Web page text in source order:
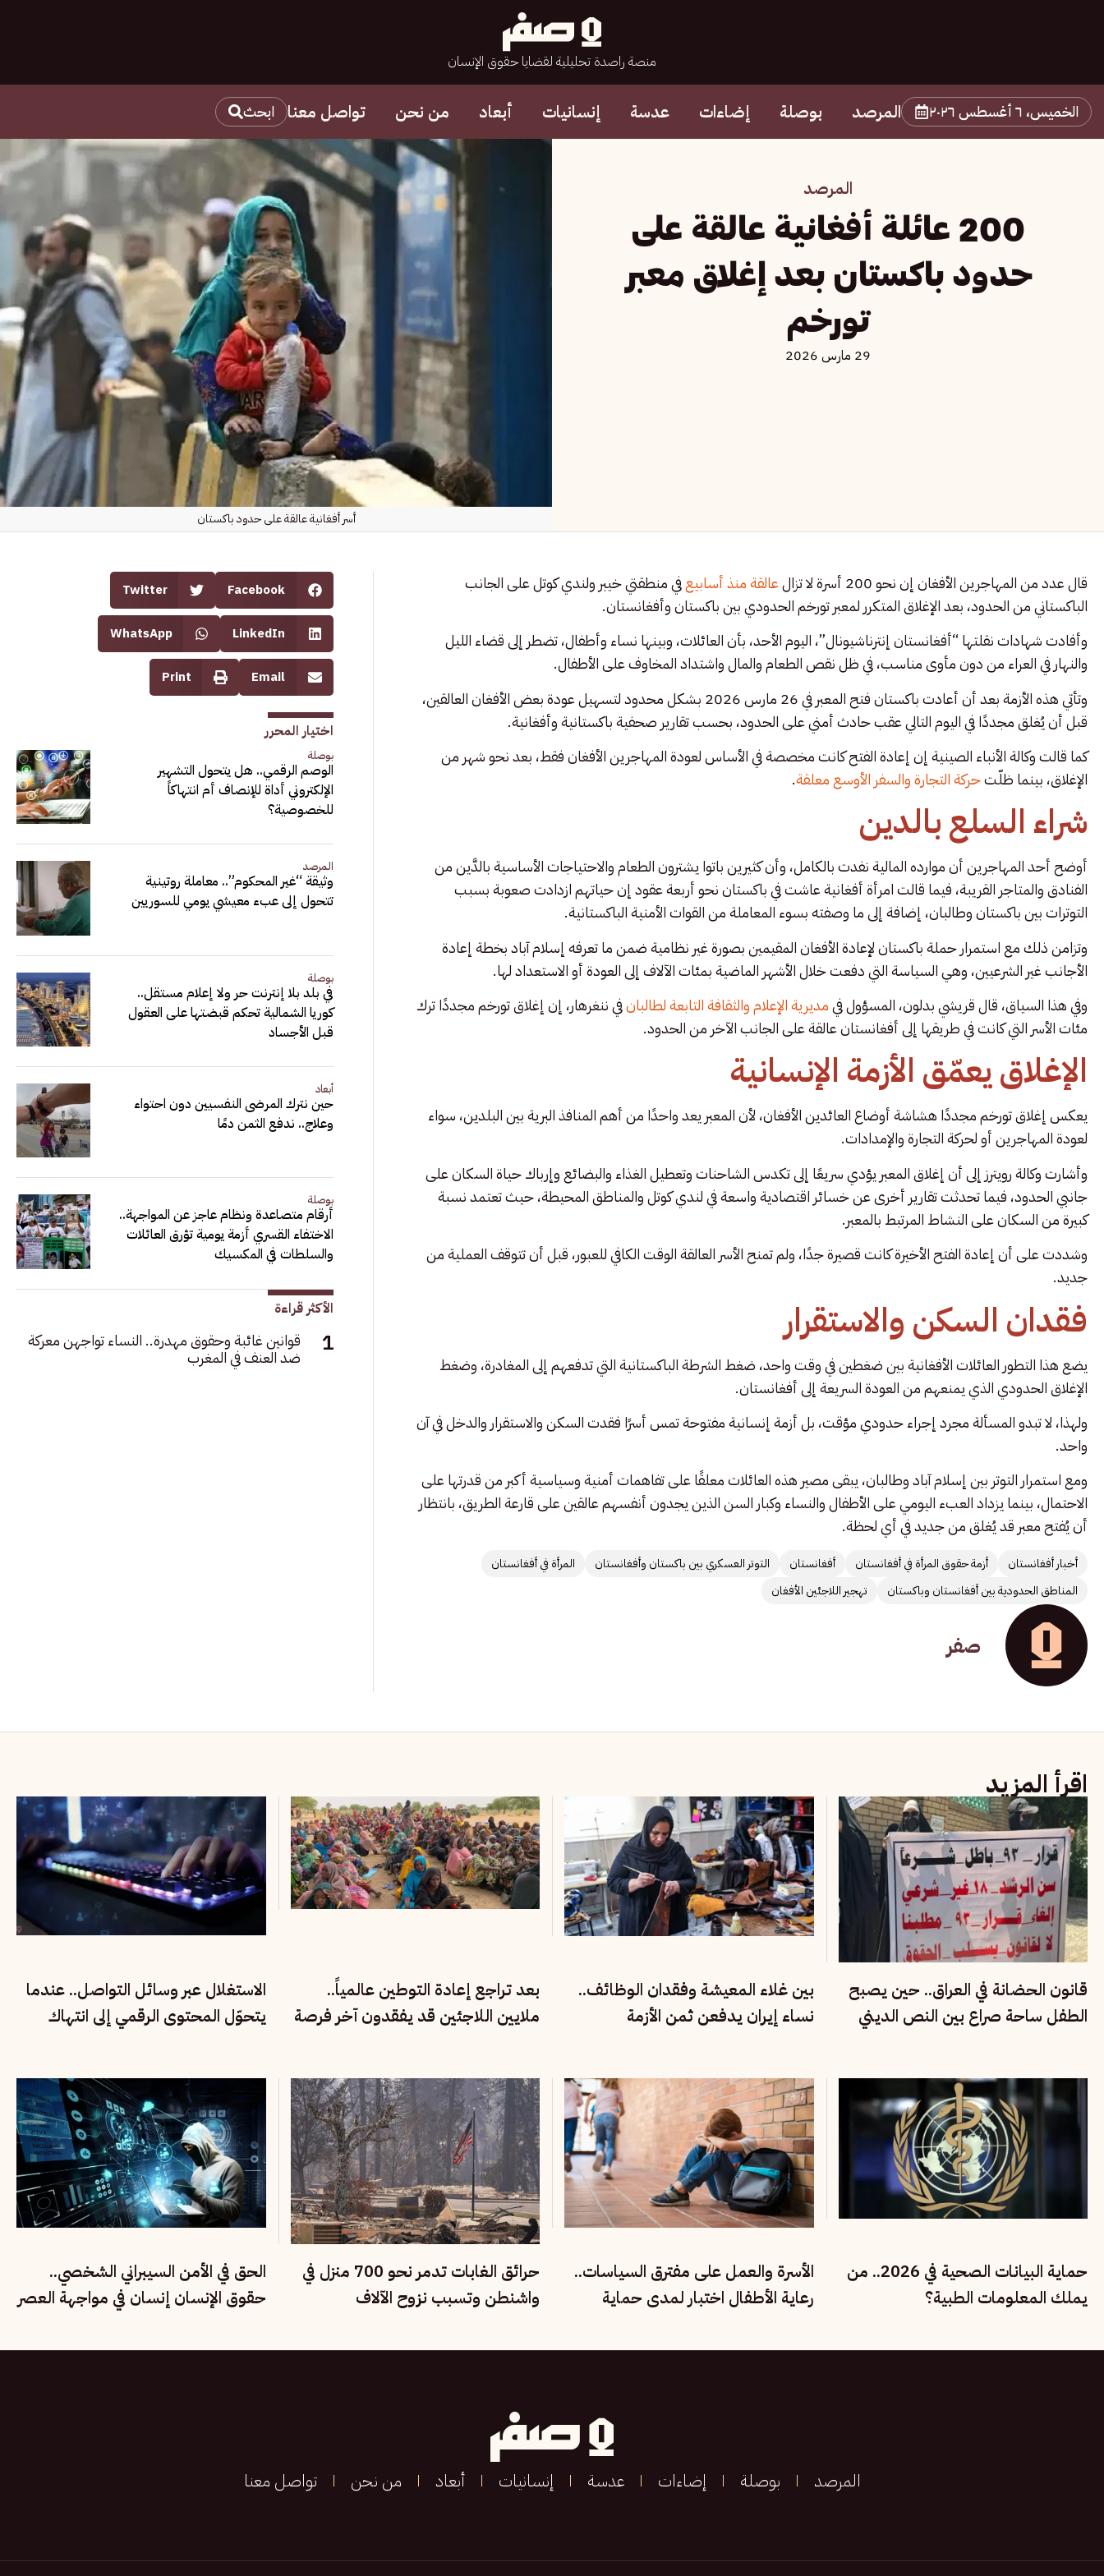
منصة راصدة تحليلية لقضايا حقوق الإنسان
الخميس، ٦ أغسطس ٢٠٢٦ المرصد بوصلة إضاءات عدسة إنسانيات أبعاد من نحن تواصل معنا ابحث
المرصد
200 عائلة أفغانية عالقة على
حدود باكستان بعد إغلاق معبر
تورخم
29 مارس 2026
أسر أفغانية عالقة على حدود باكستان
قال عدد من المهاجرين الأفغان إن نحو 200 أسرة لا تزال عالقة منذ أسابيعفي منطقتي خيبر ولندي كوتل على الجانب
الباكستاني من الحدود، بعد الإغلاق المتكرر لمعبر تورخم الحدودي بين باكستان وأفغانستان.
وأفادت شهادات نقلتها “أفغانستان إنترناشيونال”، اليوم الأحد، بأن العائلات، وبينها نساء وأطفال، تضطر إلى قضاء الليل
والنهار في العراء من دون مأوى مناسب، في ظل نقص الطعام والمال واشتداد المخاوف على الأطفال.
وتأتي هذه الأزمة بعد أن أعادت باكستان فتح المعبر في 26 مارس 2026 بشكل محدود لتسهيل عودة بعض الأفغان العالقين،
قبل أن يُغلق مجددًا في اليوم التالي عقب حادث أمني على الحدود، بحسب تقارير صحفية باكستانية وأفغانية.
كما قالت وكالة الأنباء الصينية إن إعادة الفتح كانت مخصصة في الأساس لعودة المهاجرين الأفغان فقط، بعد نحو شهر من
الإغلاق، بينما ظلّتحركة التجارة والسفر الأوسع معلقة.
شراء السلع بالدين
أوضح أحد المهاجرين أن موارده المالية نفدت بالكامل، وأن كثيرين باتوا يشترون الطعام والاحتياجات الأساسية بالدَّين من
الفنادق والمتاجر القريبة، فيما قالت امرأة أفغانية عاشت في باكستان نحو أربعة عقود إن حياتهم ازدادت صعوبة بسبب
التوترات بين باكستان وطالبان، إضافة إلى ما وصفته بسوء المعاملة من القوات الأمنية الباكستانية.
وتزامن ذلك مع استمرار حملة باكستان لإعادة الأفغان المقيمين بصورة غير نظامية ضمن ما تعرفه إسلام آباد بخطة إعادة
الأجانب غير الشرعيين، وهي السياسة التي دفعت خلال الأشهر الماضية بمئات الآلاف إلى العودة أو الاستعداد لها.
وفي هذا السياق، قال قريشي بدلون، المسؤول فيمديرية الإعلام والثقافة التابعة لطالبانفي ننغرهار، إن إغلاق تورخم مجددًا ترك
مئات الأسر التي كانت في طريقها إلى أفغانستان عالقة على الجانب الآخر من الحدود.
الإغلاق يعمّق الأزمة الإنسانية
يعكس إغلاق تورخم مجددًا هشاشة أوضاع العائدين الأفغان، لأن المعبر يعد واحدًا من أهم المنافذ البرية بين البلدين، سواء
لعودة المهاجرين أو لحركة التجارة والإمدادات.
وأشارت وكالة رويترز إلى أن إغلاق المعبر يؤدي سريعًا إلى تكدس الشاحنات وتعطيل الغذاء والبضائع وإرباك حياة السكان على
جانبي الحدود، فيما تحدثت تقارير أخرى عن خسائر اقتصادية واسعة في لندي كوتل والمناطق المحيطة، حيث تعتمد نسبة
كبيرة من السكان على النشاط المرتبط بالمعبر.
وشددت على أن إعادة الفتح الأخيرة كانت قصيرة جدًا، ولم تمنح الأسر العالقة الوقت الكافي للعبور، قبل أن تتوقف العملية من
جديد.
فقدان السكن والاستقرار
يضع هذا التطور العائلات الأفغانية بين ضغطين في وقت واحد، ضغط الشرطة الباكستانية التي تدفعهم إلى المغادرة، وضغط
الإغلاق الحدودي الذي يمنعهم من العودة السريعة إلى أفغانستان.
ولهذا، لا تبدو المسألة مجرد إجراء حدودي مؤقت، بل أزمة إنسانية مفتوحة تمس أسرًا فقدت السكن والاستقرار والدخل في آن
واحد.
ومع استمرار التوتر بين إسلام آباد وطالبان، يبقى مصير هذه العائلات معلقًا على تفاهمات أمنية وسياسية أكبر من قدرتها على
الاحتمال، بينما يزداد العبء اليومي على الأطفال والنساء وكبار السن الذين يجدون أنفسهم عالقين على قارعة الطريق، بانتظار
أن يُفتح معبر قد يُغلق من جديد في أي لحظة.
أخبار أفغانستان أزمة حقوق المرأة في أفغانستان أفغانستان التوتر العسكري بين باكستان وأفغانستان
المرأة في أفغانستان
المناطق الحدودية بين أفغانستان وباكستان
تهجير اللاجئين الأفغان
صفر
Facebook
Twitter
LinkedIn
WhatsApp
Email
Print
اختيار المحرر
بوصلة
الوصم الرقمي.. هل يتحول التشهير
الإلكتروني أداة للإنصاف أم انتهاكاً
للخصوصية؟
المرصد
وثيقة “غير المحكوم”.. معاملة روتينية
تتحول إلى عبء معيشي يومي للسوريين
بوصلة
في بلد بلا إنترنت حر ولا إعلام مستقل..
كوريا الشمالية تحكم قبضتها على العقول
قبل الأجساد
أبعاد
حين نترك المرضى النفسيين دون احتواء
وعلاج.. ندفع الثمن دمًا
بوصلة
أرقام متصاعدة ونظام عاجز عن المواجهة..
الاختفاء القسري أزمة يومية تؤرق العائلات
والسلطات في المكسيك
الأكثر قراءة
قوانين غائبة وحقوق مهدرة.. النساء تواجهن معركة
ضد العنف في المغرب
اقرأ المزيد
قانون الحضانة في العراق.. حين يصبح
الطفل ساحة صراع بين النص الديني
بين غلاء المعيشة وفقدان الوظائف..
نساء إيران يدفعن ثمن الأزمة
بعد تراجع إعادة التوطين عالمياً..
ملايين اللاجئين قد يفقدون آخر فرصة
الاستغلال عبر وسائل التواصل.. عندما
يتحوّل المحتوى الرقمي إلى انتهاك
حماية البيانات الصحية في 2026.. من
يملك المعلومات الطبية؟
الأسرة والعمل على مفترق السياسات..
رعاية الأطفال اختبار لمدى حماية
حرائق الغابات تدمر نحو 700 منزل في
واشنطن وتسبب نزوح الآلاف
الحق في الأمن السيبراني الشخصي..
حقوق الإنسان إنسان في مواجهة العصر
المرصد بوصلة إضاءات عدسة إنسانيات أبعاد من نحن تواصل معنا